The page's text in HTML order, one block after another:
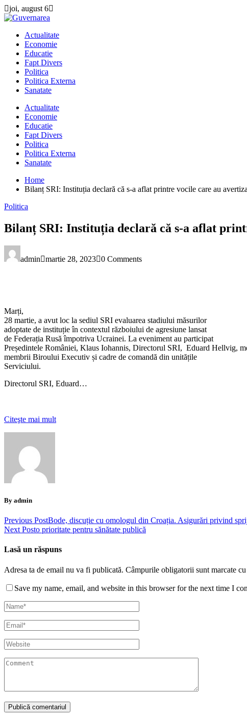
Skip
to
joi, august 6
Actualitate
Economie
Educatie
Fapt Divers
Politica
Politica Externa
Sanatate
Actualitate
Economie
Educatie
Fapt Divers
Politica
Politica Externa
Sanatate
Home
Bilanț SRI: Instituția declară că s-a aflat printre vocile care au
Politica
Bilanț SRI: Instituția declară că s-a aflat
admin martie 28, 2023 0 Comments
Marți,
28 martie, a avut loc la sediul SRI evaluarea stadiului măsurilor
adoptate de instituție în contextul războiului de agresiune lansat
de Federația Rusă împotriva Ucrainei. La eveniment au participat
Președintele României, Klaus Iohannis, Directorul SRI, Eduard Hellvig,
membrii Biroului Executiv și cadre de comandă din unitățile
Serviciului.
Directorul SRI, Eduard…
Citeşte mai mult
By admin
Previous PostBode, discuție cu omologul din Croația. Asigurări privind
Next Posto prioritate pentru sănătate publică
Lasă un răspuns
Adresa ta de email nu va fi publicată. Câmpurile obligatorii sunt marcate cu
Save my name, email, and website in this browser for the next time I